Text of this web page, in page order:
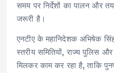
समय पर निर्देशों का पालन और
जरूरी है।
एनटीए के महानिदेशक अभिषेक
स्तरीय समितियों, राज्य पुलिस
मिलकर काम कर रहा है, ताकि